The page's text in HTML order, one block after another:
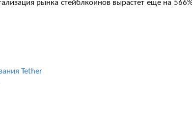
рынка стейблкоинов вырастет еще на
Tether